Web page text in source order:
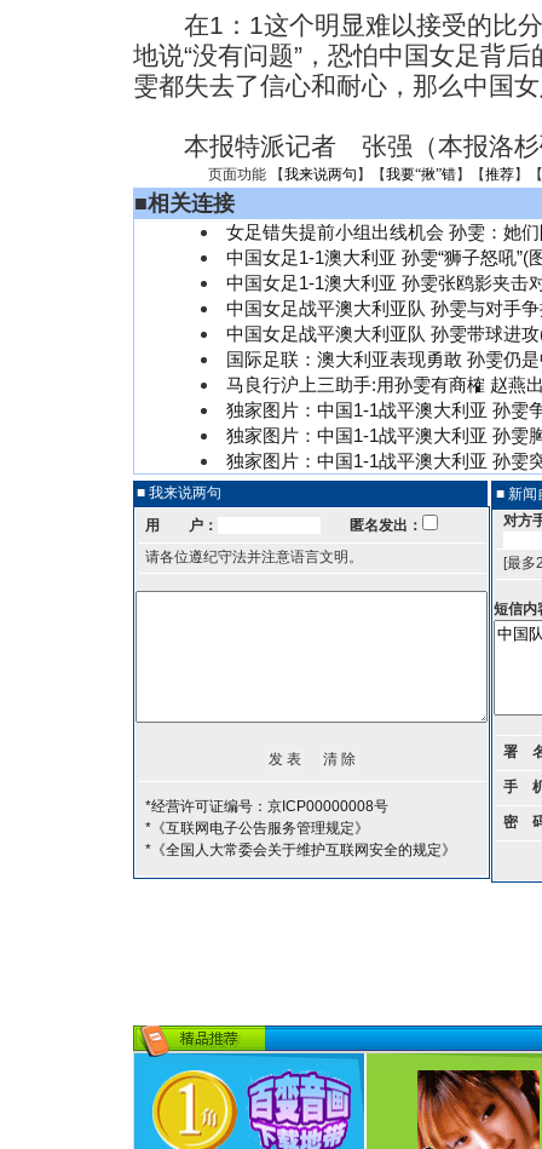
在1：1这个明显难以接受的比分
地说“没有问题”，恐怕中国女足背
雯都失去了信心和耐心，那么中国
本报特派记者 张强（本报洛杉
页面功能 【我来说两句 】【我要“揪”错】【推荐】
■相关连接
女足错失提前小组出线机会 孙雯：她
中国女足1-1澳大利亚 孙雯“狮子怒吼”(
中国女足1-1澳大利亚 孙雯张鸥影夹击
中国女足战平澳大利亚队 孙雯与对手
中国女足战平澳大利亚队 孙雯带球进
国际足联：澳大利亚表现勇敢 孙雯仍
马良行沪上三助手:用孙雯有商榷 赵燕
独家图片：中国1-1战平澳大利亚 孙雯
独家图片：中国1-1战平澳大利亚 孙雯
独家图片：中国1-1战平澳大利亚 孙雯
■ 我来说两句
用 户：
匿名发出：
请各位遵纪守法并注意语言文明。
*经营许可证编号：京ICP00000008号
*《互联网电子公告服务管理规定》
*《全国人大常委会关于维护互联网安全的规定》
■ 新闻
对方
[最多
短信内
署
手
密